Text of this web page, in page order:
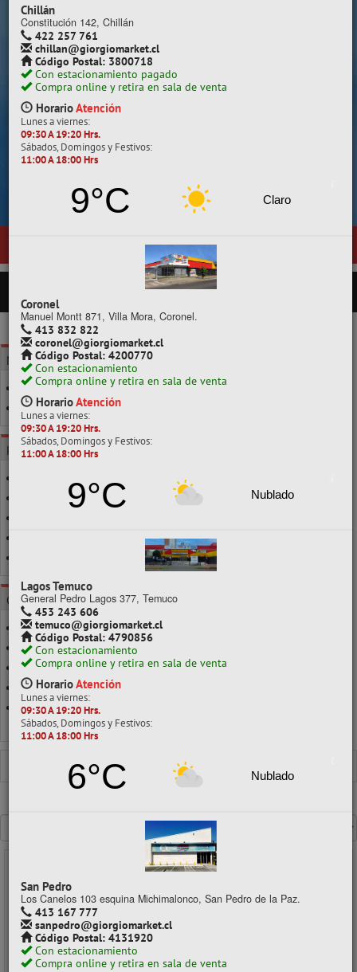
Temuco, ubicada en General Pedro Lagos
Chillán
Constitución 142, Chillán
422 257 761
chillan@giorgiomarket.cl
Código Postal: 3800718
Con estacionamiento pagado
Compra online y retira en sala de venta
HorarioAtención
Lunes a viernes:
09:30 A 19:20 Hrs.
Sábados, Domingos y Festivos:
11:00 A 18:00 Hrs
9°C Claro
Coronel
Manuel Montt 871, Villa Mora, Coronel.
413 832 822
coronel@giorgiomarket.cl
Código Postal: 4200770
Con estacionamiento
Compra online y retira en sala de venta
HorarioAtención
Lunes a viernes:
09:30 A 19:20 Hrs.
Sábados, Domingos y Festivos:
11:00 A 18:00 Hrs
9°C Nublado
Lagos Temuco
General Pedro Lagos 377, Temuco
453 243 606
temuco@giorgiomarket.cl
Código Postal: 4790856
Con estacionamiento
Compra online y retira en sala de venta
HorarioAtención
Lunes a viernes:
09:30 A 19:20 Hrs.
Sábados, Domingos y Festivos:
11:00 A 18:00 Hrs
6°C Nublado
San Pedro
Los Canelos 103 esquina Michimalonco, San Pedro de la Paz.
413 167 777
sanpedro@giorgiomarket.cl
Código Postal: 4131920
Con estacionamiento
Compra online y retira en sala de venta
PRODUCTOS
MARCA
ATLANTIK
TECNIGOM
POR CLASE
100 A 190GR
CATEGORÍAS
COLA DE RATON
ELASTICO BLANCO
ELÁSTICO BLANCO
ELASTICO COLOR
ELÁSTICO DE COLOR
Ver todo en Elásticos
ELÁSTICOS ELÁSTICO BLANCO